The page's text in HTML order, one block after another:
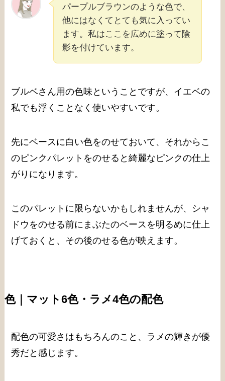
パープルブラウンのような色で、
他にはなくてとても気に入ってい
ます。私はここを広めに塗って陰
影を付けています。
ブルベさん用の色味ということですが、イエベの
私でも浮くことなく使いやすいです。
先にベースに白い色をのせておいて、それからこ
のピンクパレットをのせると綺麗なピンクの仕上
がりになります。
このパレットに限らないかもしれませんが、シャ
ドウをのせる前にまぶたのベースを明るめに仕上
げておくと、その後のせる色が映えます。
色｜マット6色・ラメ4色の配色
配色の可愛さはもちろんのこと、ラメの輝きが優
秀だと感じます。